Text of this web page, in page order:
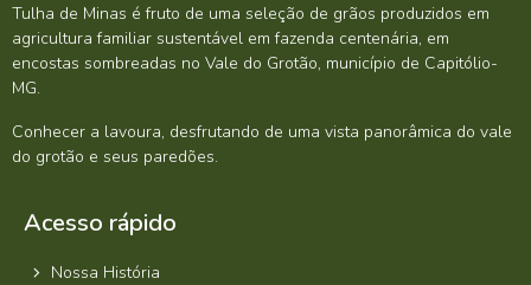
Tulha de Minas é fruto de uma seleção de grãos produzidos em
agricultura familiar sustentável em fazenda centenária, em
encostas sombreadas no Vale do Grotão, município de Capitólio-
MG.
Conhecer a lavoura, desfrutando de uma vista panorâmica do vale
do grotão e seus paredões.
Acesso rápido
Nossa História